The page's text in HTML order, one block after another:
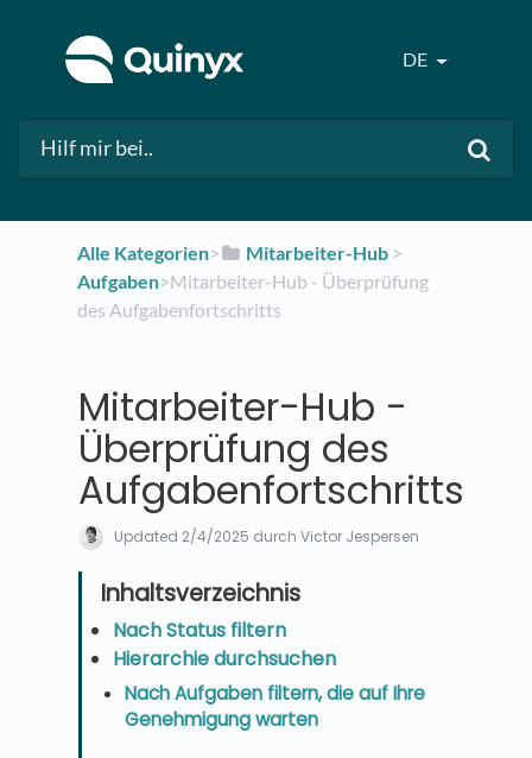
DE
Alle Kategorien​>​ ​Mitarbeiter-Hub ​ > ​
Aufgaben​>​ Mitarbeiter-Hub - Überprüfung
des Aufgabenfortschritts
Mitarbeiter-Hub -
Überprüfung des
Aufgabenfortschritts
Updated 2/4/2025 durch Victor Jespersen
Nach Status filtern
Hierarchie durchsuchen
Nach Aufgaben filtern, die auf Ihre
Genehmigung warten